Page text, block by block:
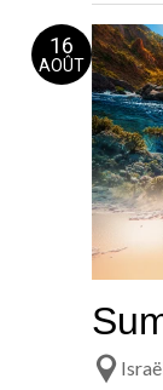
16
AOÛT